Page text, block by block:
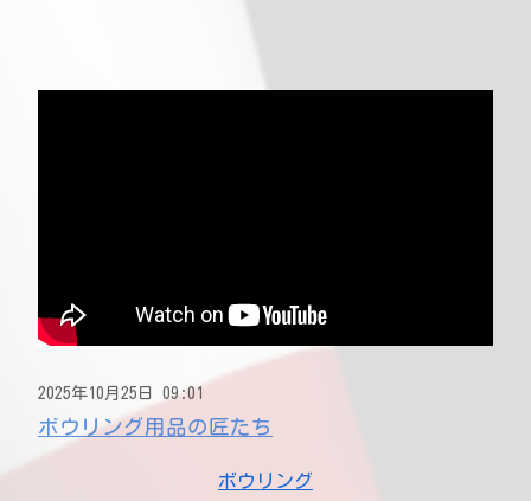
2025年10月25日 09:01
ボウリング用品の匠たち
ボウリング